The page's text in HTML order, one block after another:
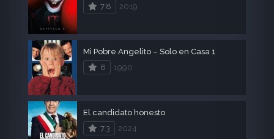
7.8
2019
Mi Pobre Angelito – Solo en Casa 1
8
1990
El candidato honesto
7.3
2024